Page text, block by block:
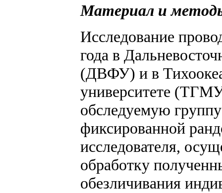
Материал и
Исследование
года в
(ДВФУ) и в
университете
обследуемую
фиксированной
исследователя,
обработку
обезличивания